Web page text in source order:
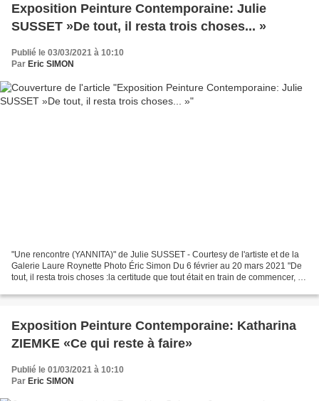
Exposition Peinture Contemporaine: Julie
SUSSET »De tout, il resta trois choses... »
Publié le 03/03/2021 à 10:10
Par Eric SIMON
"Une rencontre (YANNITA)" de Julie SUSSET - Courtesy de l'artiste et de la
Galerie Laure Roynette Photo Éric Simon Du 6 février au 20 mars 2021 "De
tout, il resta trois choses :la certitude que tout était en train de commencer, la
Exposition Peinture Contemporaine: Katharina
ZIEMKE «Ce qui reste à faire»
Publié le 01/03/2021 à 10:10
Par Eric SIMON